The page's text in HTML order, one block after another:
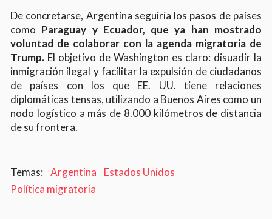
De concretarse, Argentina seguiría los pasos de países
como Paraguay y Ecuador, que ya han mostrado
voluntad de colaborar con la agenda migratoria de
Trump. El objetivo de Washington es claro: disuadir la
inmigración ilegal y facilitar la expulsión de ciudadanos
de países con los que EE. UU. tiene relaciones
diplomáticas tensas, utilizando a Buenos Aires como un
nodo logístico a más de 8.000 kilómetros de distancia
de su frontera.
Argentina
Estados Unidos
Política migratoria